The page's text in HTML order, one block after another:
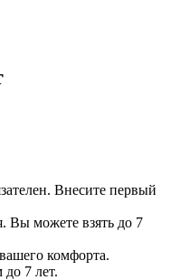
. Внесите первый
Вы можете взять до 7
комфорта.
до 7 лет.